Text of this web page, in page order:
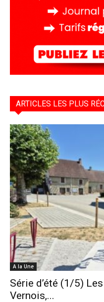
ARTICLES LES PLUS
A la Une
Série d’été (1/5)
Vernois,...